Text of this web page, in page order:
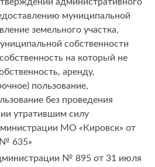
административного
муниципальной
земельного участка,
собственности
на который не
аренду,
пользование,
без проведения
утратившим силу
МО «Кировск» от
№ 635»
№ 895 от 31 июля